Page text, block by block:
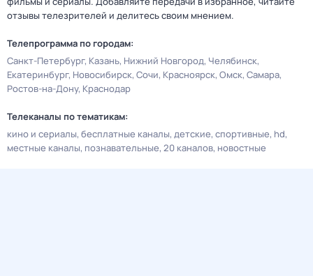
отзывы телезрителей и делитесь своим мнением.
Телепрограмма по городам:
Санкт-Петербург Казань Нижний Новгород Челябинск
Екатеринбург Новосибирск Сочи Красноярск Омск Самара
Ростов-на-Дону Краснодар
Телеканалы по тематикам:
кино и сериалы бесплатные каналы детские спортивные hd
местные каналы познавательные 20 каналов новостные